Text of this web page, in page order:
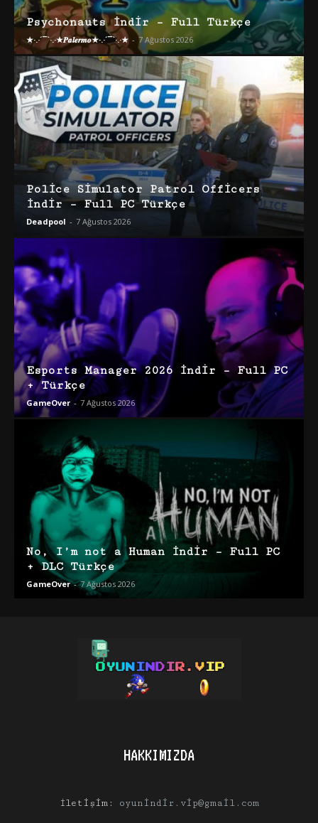
Psychonauts İndir – Full Türkçe
★·.·´¯`·.·★𝑷𝒂𝒍𝒆𝒓𝒎𝒐★·.·´¯`·.·★ - 7 Ağustos 2026
Police Simulator Patrol Officers
İndir – Full PC Türkçe
Deadpool - 7 Ağustos 2026
Esports Manager 2026 İndir – Full PC
+ Türkçe
GameOver - 7 Ağustos 2026
No, I’m not a Human İndir – Full PC
+ DLC Türkçe
GameOver - 7 Ağustos 2026
HAKKIMIZDA
İletişim: oyunindir.vip@gmail.com